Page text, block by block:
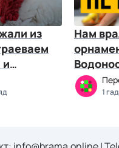
из
и
Нам
1